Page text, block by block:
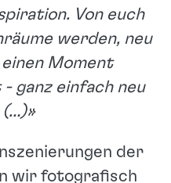
Von euch
werden, neu
Moment
ganz einfach neu
(…)»
der
wir fotografisch